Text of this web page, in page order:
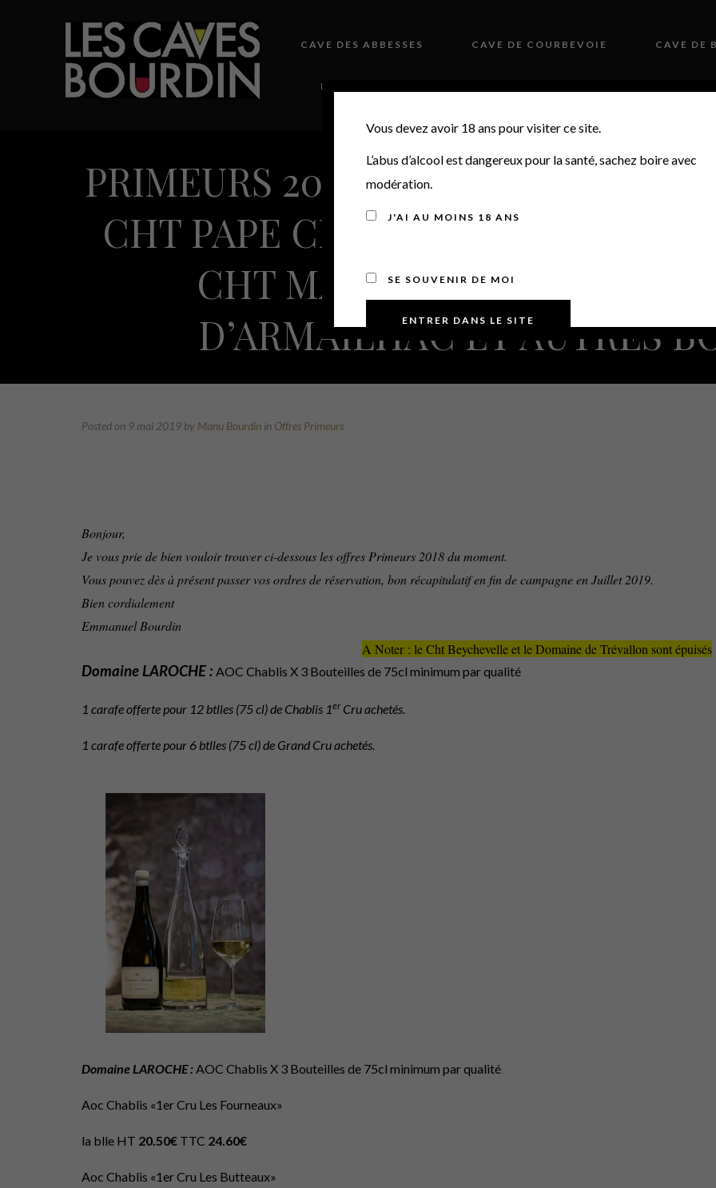
CAVE DES ABBESSES CAVE DE COURBEVOIE CAVE DE
NOTRE HISTOIRE
PRIMEURS 2018 SORTIE N°16 :
CHT PAPE CLÉMENT, CHT BEAU-
CHT MALESCOT SAINT
D’ARMAILHAC ET AUTRES
Posted on 9 mai 2019 by Manu Bourdin in Offres Primeurs
Bonjour,
Je vous prie de bien vouloir trouver ci-dessous les offres Primeurs 2018 du moment.
Vous pouvez dès à présent passer vos ordres de réservation, bon récapitulatif en fin de campagne en Juillet 2019.
Bien cordialement
Emmanuel Bourdin
A Noter : le Cht Beychevelle et le Domaine de Trévallon sont épuisés
Domaine LAROCHE : AOC Chablis X 3 Bouteilles de 75cl minimum par qualité
1 carafe offerte pour 12 btlles (75 cl) de Chablis 1er Cru achetés.
1 carafe offerte pour 6 btlles (75 cl) de Grand Cru achetés.
Domaine LAROCHE :AOC Chablis X 3 Bouteilles de 75cl minimum par qualité
Aoc Chablis «1er Cru Les Fourneaux»
la blle HT 20.50€ TTC 24.60€
Aoc Chablis «1er Cru Les Butteaux»
Vous devez avoir 18 ans pour visiter ce site.
L’abus d’alcool est dangereux pour la santé, sachez boire avec
modération.
J'AI AU MOINS 18 ANS
SE SOUVENIR DE MOI